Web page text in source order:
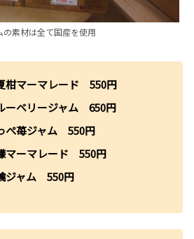
の素材は全て国産を使用
柑マーマレード 550円
ーベリージャム 650円
ぺ苺ジャム 550円
マーマレード 550円
ジャム 550円